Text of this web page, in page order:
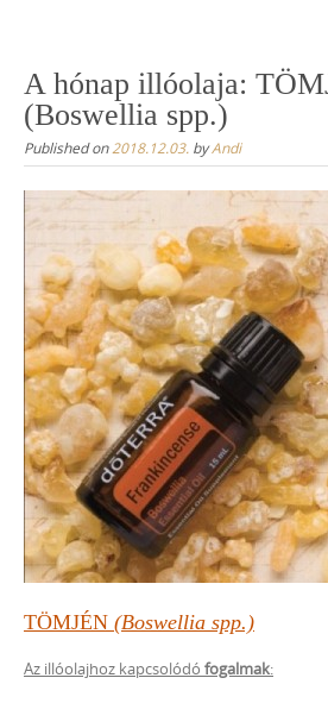
content
A hónap illóolaja:
(Boswellia spp.)
Published on2018.12.03. byAndi
TÖMJÉN (Boswellia spp.)
Az illóolajhoz kapcsolódó fogalmak: